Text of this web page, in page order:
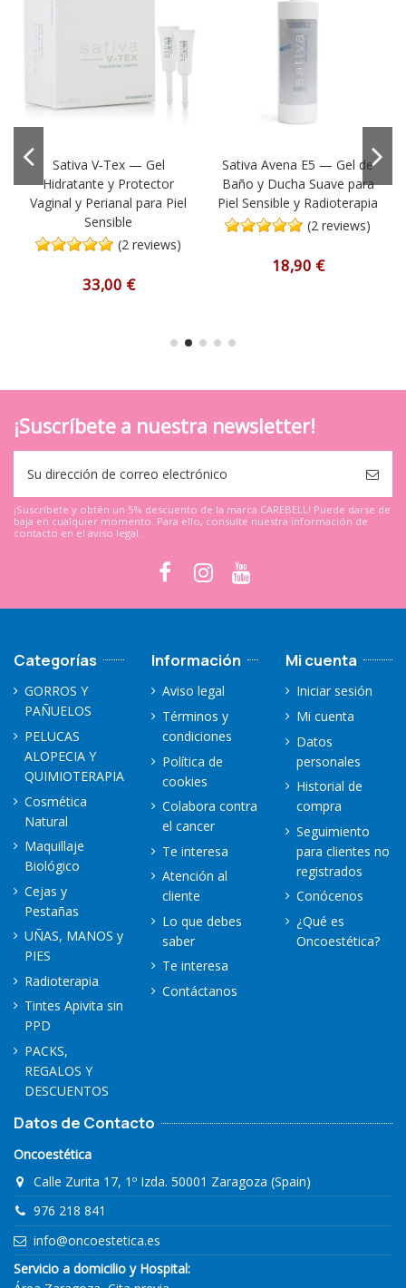
Sativa V‑Tex — Gel
Hidratante y Protector
Vaginal y Perianal para Piel
Sensible
(2 reviews)
33,00 €
Sativa Avena E5 — Gel de
Baño y Ducha Suave para
Piel Sensible y Radioterapia
(2 reviews)
18,90 €
¡Suscríbete a nuestra newsletter!
¡Suscríbete y obtén un 5% descuento de la marca CAREBELL! Puede darse de
baja en cualquier momento. Para ello, consulte nuestra información de
contacto en el aviso legal.
Categorías
GORROS Y
PAÑUELOS
PELUCAS
ALOPECIA Y
QUIMIOTERAPIA
Cosmética
Natural
Maquillaje
Biológico
Cejas y
Pestañas
UÑAS, MANOS y
PIES
Radioterapia
Tintes Apivita sin
PPD
PACKS,
REGALOS Y
DESCUENTOS
Información
Aviso legal
Términos y
condiciones
Política de
cookies
Colabora contra
el cancer
Te interesa
Atención al
cliente
Lo que debes
saber
Te interesa
Contáctanos
Mi cuenta
Iniciar sesión
Mi cuenta
Datos
personales
Historial de
compra
Seguimiento
para clientes no
registrados
Conócenos
¿Qué es
Oncoestética?
Datos de Contacto
Oncoestética
Calle Zurita 17, 1º Izda. 50001 Zaragoza (Spain)
976 218 841
info@oncoestetica.es
Servicio a domicilio y Hospital: